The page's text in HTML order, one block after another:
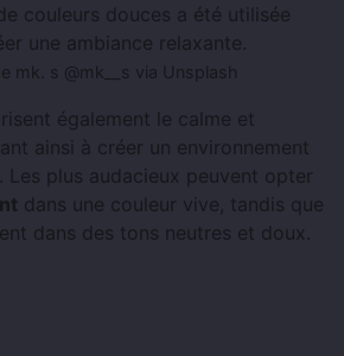
couleurs douces a été utilisée
une ambiance relaxante.
mk. s @mk__s via Unsplash
également le calme et
ainsi à créer un environnement
Les plus audacieux peuvent opter
dans une couleur vive, tandis que
dans des tons neutres et doux.